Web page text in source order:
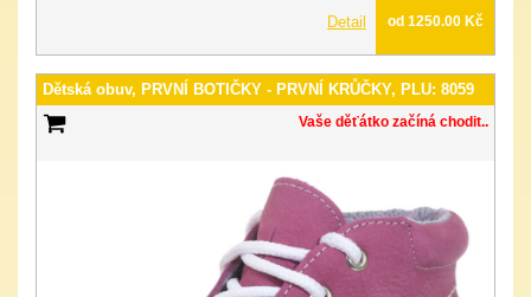
Detail od 1250.00 Kč
Dětská obuv, PRVNÍ BOTIČKY - PRVNÍ KRŮČKY, PLU: 8059
Vaše děťátko začíná chodit..